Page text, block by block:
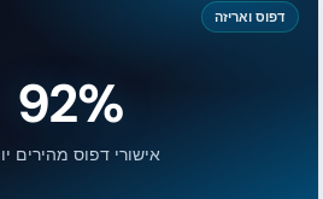
דפוס ואריזה
92%
אישורי דפוס מהירים